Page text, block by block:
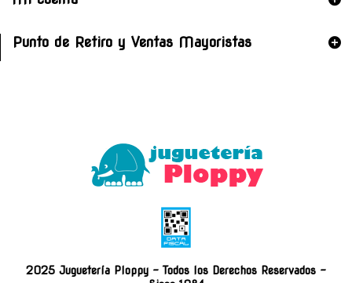
Punto de Retiro y Ventas Mayoristas
2025 Juguetería Ploppy - Todos los Derechos Reservados -